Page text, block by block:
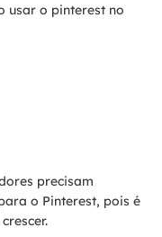
usar o pinterest no
precisam
o Pinterest, pois é